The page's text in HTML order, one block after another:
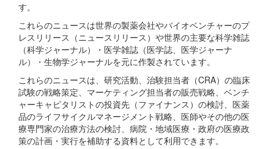
す。
これらのニュースは世界の製薬会社やバイオベンチャーのプ
レスリリース（ニュースリリース）や世界の主要な科学雑誌
（科学ジャーナル）・医学雑誌（医学誌、医学ジャーナ
ル）・生物学ジャーナルを元に作製されています。
これらのニュースは、研究活動、治験担当者（CRA）の臨床
試験の戦略策定、マーケティング担当者の販売戦略、ベンチ
ャーキャピタリストの投資先（ファイナンス）の検討、医薬
品のライフサイクルマネージメント戦略、医師やその他の医
療専門家の治療方法の検討、病院・地域医療・政府の医療政
策の計画・実行を補助する資料として利用できます。